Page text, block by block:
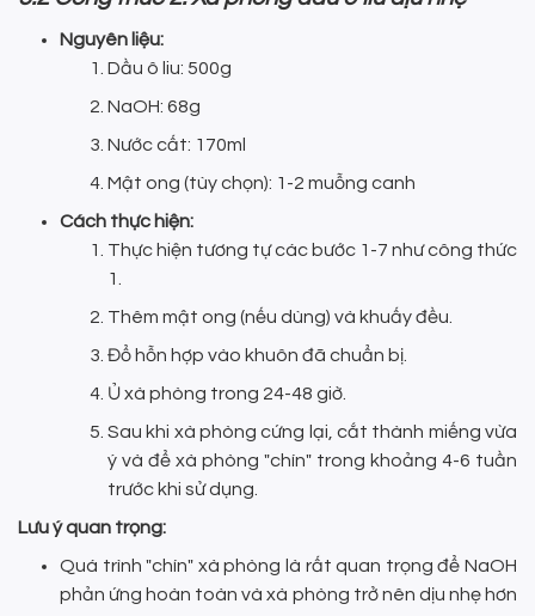
Nguyên liệu:
Dầu ô liu: 500g
NaOH: 68g
Nước cất: 170ml
Mật ong (tùy chọn): 1-2 muỗng canh
Cách thực hiện:
Thực hiện tương tự các bước 1-7 như công thức
1.
Thêm mật ong (nếu dùng) và khuấy đều.
Đổ hỗn hợp vào khuôn đã chuẩn bị.
Ủ xà phòng trong 24-48 giờ.
Sau khi xà phòng cứng lại, cắt thành miếng vừa
ý và để xà phòng "chín" trong khoảng 4-6 tuần
trước khi sử dụng.
Lưu ý quan trọng:
Quá trình "chín" xà phòng là rất quan trọng để NaOH
phản ứng hoàn toàn và xà phòng trở nên dịu nhẹ hơn